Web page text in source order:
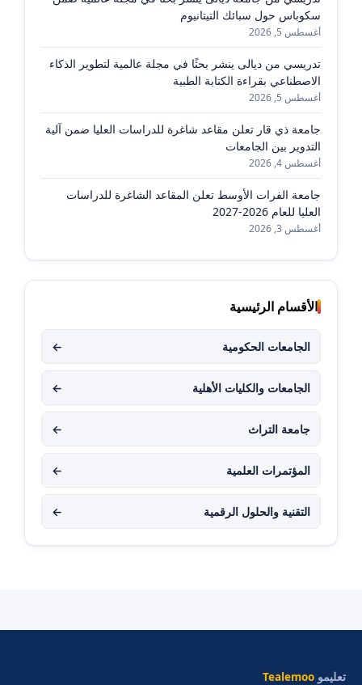
سكوباس حول سبائك التيتانيوم
أغسطس 5, 2026
تدريسي من ديالى ينشر بحثًا في مجلة عالمية لتطوير الذكاء
الاصطناعي بقراءة الكتابة الطبية
أغسطس 5, 2026
جامعة ذي قار تعلن مقاعد شاغرة للدراسات العليا ضمن آلية
التدوير بين الجامعات
أغسطس 4, 2026
جامعة الفرات الأوسط تعلن المقاعد الشاغرة للدراسات
العليا للعام 2026-2027
أغسطس 3, 2026
الأقسام الرئيسية
الجامعات الحكومية ←
الجامعات والكليات الأهلية ←
جامعة التراث ←
المؤتمرات العلمية ←
التقنية والحلول الرقمية ←
تعليمو Tealemoo